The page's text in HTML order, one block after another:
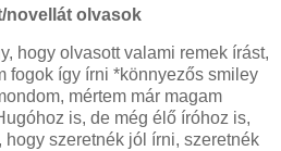
novellát olvasok
hogy olvasott valami remek írást,
fogok így írni *könnyezős smiley
mértem már magam
is, de még élő íróhoz is,
szeretnék jól írni, szeretnék